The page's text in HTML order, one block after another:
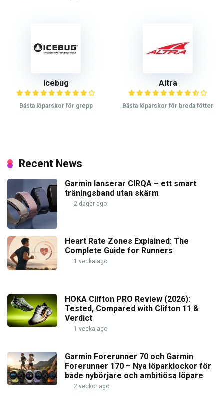
Icebug
Bästa löparskor för grepp
Altra
Bästa löparskor för breda fötter
Recent News
Garmin lanserar CIRQA – ett smart
träningsband utan skärm
2 dagar ago
Heart Rate Zones Explained: The
Complete Guide for Runners
1 vecka ago
HOKA Clifton PRO Review (2026):
Tested, Compared with Clifton 11 &
Verdict
1 vecka ago
Garmin Forerunner 70 och Garmin
Forerunner 170 – Nya löparklockor för
både nybörjare och ambitiösa löpare
2 veckor ago